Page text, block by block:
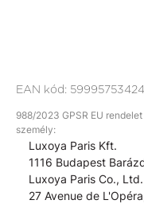
EAN kód:
988/2023 GPSR EU
személy:
Luxoya Paris Kft.
1116 Budapest
Luxoya Paris Co., Ltd.
27 Avenue de